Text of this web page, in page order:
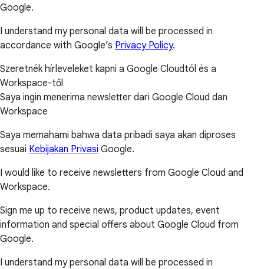
Google.
I understand my personal data will be processed in
accordance with Google’s Privacy Policy.
Szeretnék hírleveleket kapni a Google Cloudtól és a
Workspace-től
Saya ingin menerima newsletter dari Google Cloud dan
Workspace
Saya memahami bahwa data pribadi saya akan diproses
sesuai Kebijakan Privasi Google.
I would like to receive newsletters from Google Cloud and
Workspace.
Sign me up to receive news, product updates, event
information and special offers about Google Cloud from
Google.
I understand my personal data will be processed in